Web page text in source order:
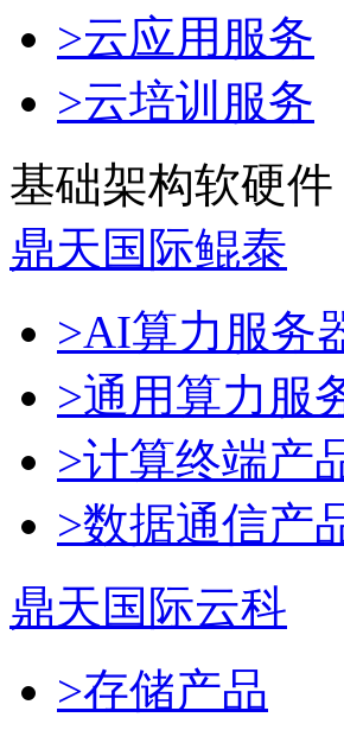
>云应用服务
>云培训服务
基础架构软硬件
鼎天国际鲲泰
>AI算力服务
>通用算力服
>计算终端产
>数据通信产
鼎天国际云科
>存储产品